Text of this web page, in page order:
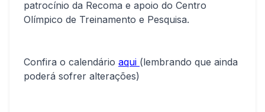
patrocínio da Recoma e apoio do Centro
Olímpico de Treinamento e Pesquisa.
Confira o calendário aqui (lembrando que ainda
poderá sofrer alterações)